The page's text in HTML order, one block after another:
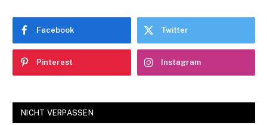
Facebook Twitter
Pinterest Instagram
NICHT VERPASSEN